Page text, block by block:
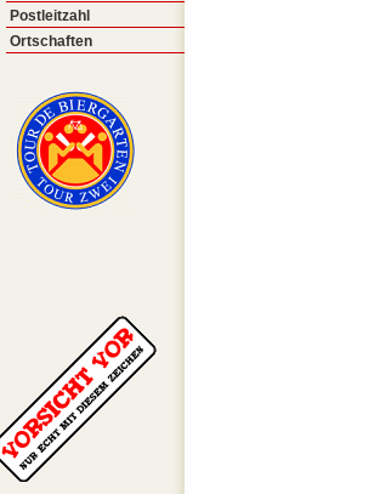
Postleitzahl
Ortschaften